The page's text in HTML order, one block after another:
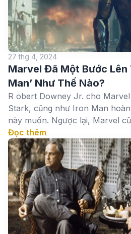
27 thg 4, 2024
Marvel Đã Một Bước Lên
Man’ Như Thế Nào?
R obert Downey Jr. cho
Stark, cũng như Iron Man
này muốn. Ngược lại, Marvel
Đọc thêm